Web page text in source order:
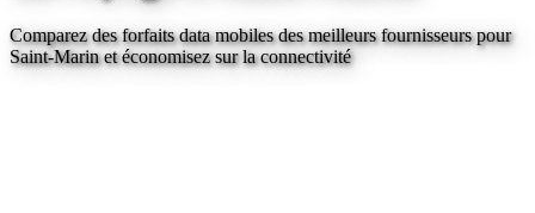
Comparez des forfaits data mobiles des meilleurs fournisseurs pour
Saint-Marinet économisez sur la connectivité